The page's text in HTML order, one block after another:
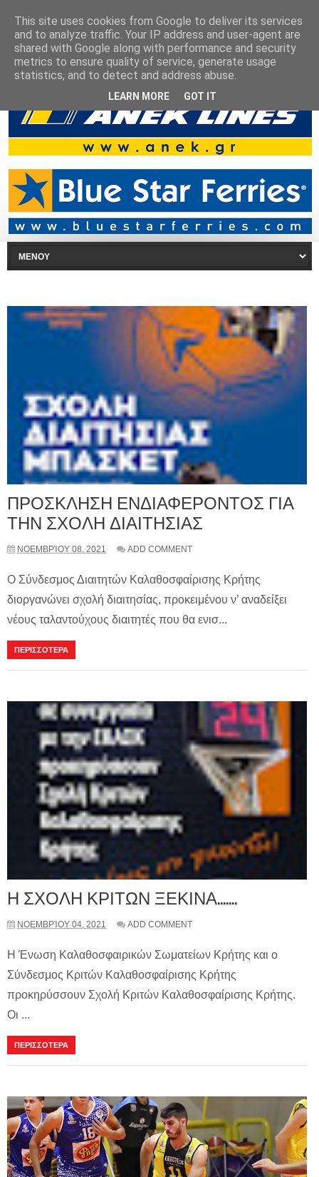
ΠΡΟΣΚΛΗΣΗ ΕΝΔΙΑΦΕΡΟΝΤΟΣ ΓΙΑ
ΤΗΝ ΣΧΟΛΗ ΔΙΑΙΤΗΣΙΑΣ
ΝΟΕΜΒΡΊΟΥ 08, 2021 ADD COMMENT
Ο Σύνδεσμος Διαιτητών Καλαθοσφαίρισης Κρήτης
διοργανώνει σχολή διαιτησίας, προκειμένου ν’ αναδείξει
νέους ταλαντούχους διαιτητές που θα ενισ...
ΠΕΡΙΣΣΟΤΕΡΑ
Η ΣΧΟΛΗ ΚΡΙΤΩΝ ΞΕΚΙΝΑ.......
ΝΟΕΜΒΡΊΟΥ 04, 2021 ADD COMMENT
Η Ένωση Καλαθοσφαιρικών Σωματείων Κρήτης και ο
Σύνδεσμος Κριτών Καλαθοσφαίρισης Κρήτης
προκηρύσσουν Σχολή Κριτών Καλαθοσφαίρισης Κρήτης.
Οι ...
ΠΕΡΙΣΣΟΤΕΡΑ
This site uses cookies from Google to deliver its services
and to analyze traffic. Your IP address and user-agent are
shared with Google along with performance and security
metrics to ensure quality of service, generate usage
statistics, and to detect and address abuse.
LEARN MORE GOT IT